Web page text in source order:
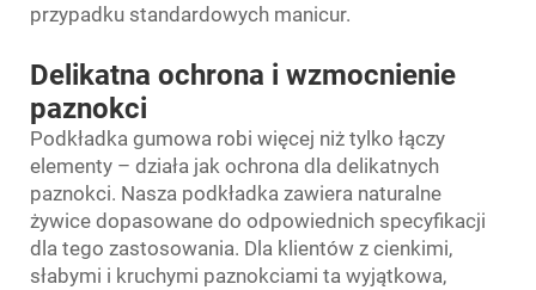
przypadku standardowych manicur.
Delikatna ochrona i wzmocnienie
paznokci
Podkładka gumowa robi więcej niż tylko łączy
elementy – działa jak ochrona dla delikatnych
paznokci. Nasza podkładka zawiera naturalne
żywice dopasowane do odpowiednich specyfikacji
dla tego zastosowania. Dla klientów z cienkimi,
słabymi i kruchymi paznokciami ta wyjątkowa,